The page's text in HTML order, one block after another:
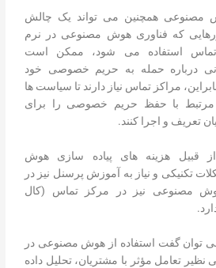
مصنوعی همچنین می تواند یک چالش
که فناوری هوش مصنوعی در نرم
تماس استفاده می شود، ممکن است
درباره حمله به حریم خصوصی خود
مراکز تماس نیاز دارند تا سیاست ها
مرتبط با حفظ حریم خصوصی را برای
تعریف و اجرا کنند.
قبیل هزینه های پیاده سازی هوش
تکنیکی و نیاز به آموزش پرسنل نیز در
مصنوعی نیز در مرکز تماس (کال
می توان گفت استفاده از هوش مصنوعی در
تعامل مؤثر با مشتریان، تحلیل داده